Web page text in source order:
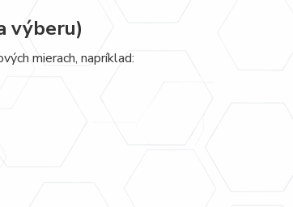
výberu)
mierach, napríklad: